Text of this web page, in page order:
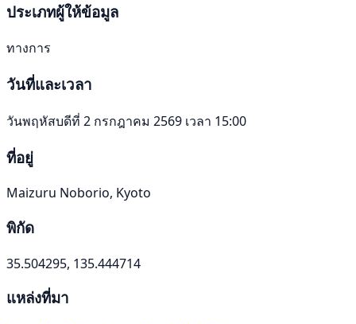
ประเภทผู้ให้ข้อมูล
ทางการ
วันที่และเวลา
วันพฤหัสบดีที่ 2 กรกฎาคม 2569 เวลา 15:00
ที่อยู่
Maizuru Noborio, Kyoto
พิกัด
35.504295, 135.444714
แหล่งที่มา